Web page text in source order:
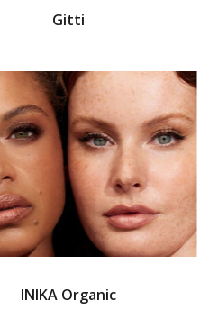
Gitti
INIKA Organic